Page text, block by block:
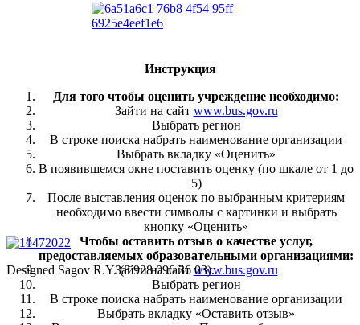
Инструкция
Для того чтобы оценить учреждение необходимо:
Зайти на сайт www.bus.gov.ru
Выбрать регион
В строке поиска набрать наименование организации
Выбрать вкладку «Оценить»
В появившемся окне поставить оценку (по шкале от 1 до
5)
После выставления оценок по выбранным критериям
необходимо ввести символы с картинки и выбрать
кнопку «Оценить»
Чтобы оставить отзыв о качестве услуг,
предоставляемых образовательными организациями:
Зайти на сайтwww.bus.gov.ru
Выбрать регион
В строке поиска набрать наименование организации
Выбрать вкладку «Оставить отзыв»
Designed Sagov R.Y. (8 928 096 36 03).